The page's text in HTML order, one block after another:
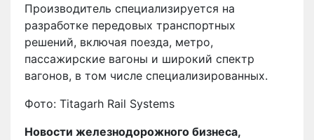
Производитель специализируется на
разработке передовых транспортных
решений, включая поезда, метро, ​​
пассажирские вагоны и широкий спектр
вагонов, в том числе специализированных.
Фото: Titagarh Rail Systems
Новости железнодорожного бизнеса,